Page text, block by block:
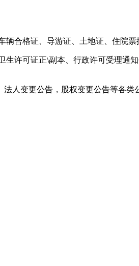
合格证、导游证、土地证、住院票
许可证正\副本、行政许可受理通
人变更公告，股权变更公告等各类